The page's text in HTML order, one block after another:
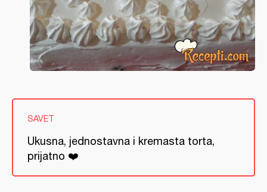
SAVET
Ukusna, jednostavna i kremasta torta,
prijatno ❤️